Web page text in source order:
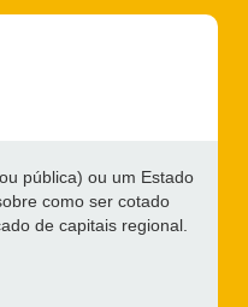
pública) ou um Estado
como ser cotado
de capitais regional.